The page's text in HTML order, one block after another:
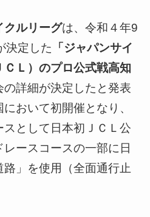
クルリーグは、令和４年9
決定した 「ジャパンサイ
Ｌ）のプロ公式戦高知
の詳細が決定したと発表
おいて初開催となり、
として日本初ＪＣＬ公
ースコースの一部に日
」を使用（全面通行止